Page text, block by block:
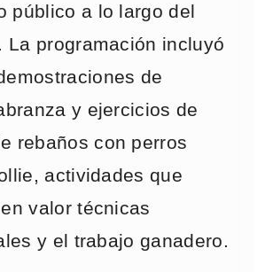
público a lo largo del
La programación incluyó
de
y ejercicios de
rebaños con perros
actividades que
valor técnicas
y el trabajo ganadero.